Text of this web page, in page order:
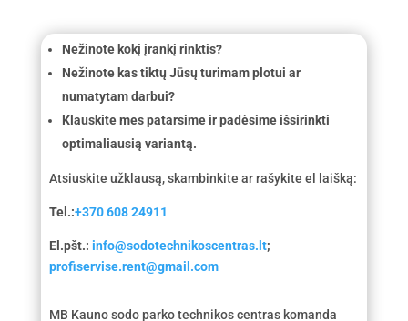
Nežinote kokį įrankį rinktis?
Nežinote kas tiktų Jūsų turimam plotui ar
numatytam darbui?
Klauskite mes patarsime ir padėsime išsirinkti
optimaliausią variantą.
Atsiuskite užklausą, skambinkite ar rašykite el laišką:
Tel.:+370 608 24911
El.pšt.: info@sodotechnikoscentras.lt;
profiservise.rent@gmail.com
MB Kauno sodo parko technikos centras komanda